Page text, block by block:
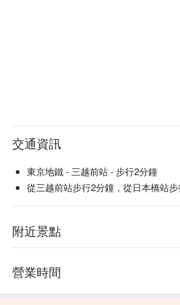
交通資訊
東京地鐵 - 三越前站 - 步行2分鐘
從三越前站步行2分鐘，從日本橋站
附近景點
營業時間